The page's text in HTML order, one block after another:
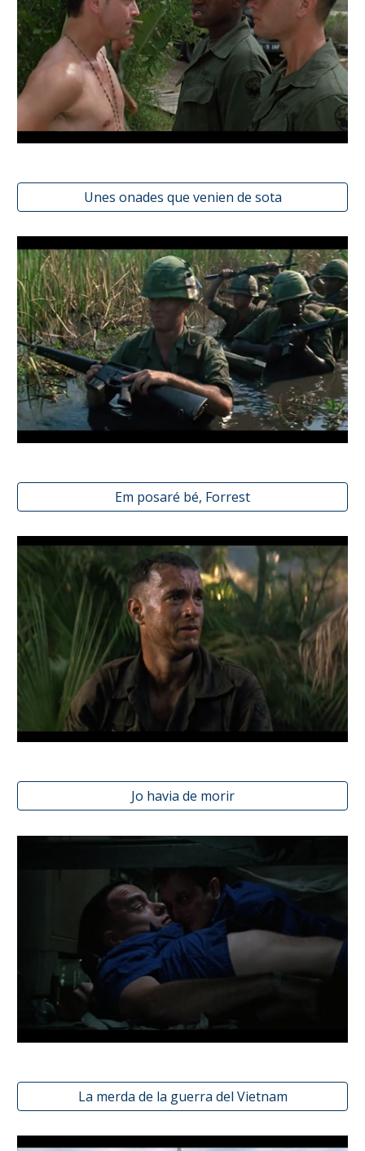
Unes onades que venien de sota
Em posaré bé, Forrest
Jo havia de morir
La merda de la guerra del Vietnam